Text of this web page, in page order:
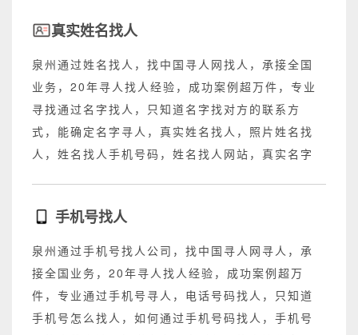
真实姓名找人
泉州通过姓名找人，找中国寻人网找人，承接全国
业务，20年寻人找人经验，成功案例超万件，专业
寻找通过名字找人，只知道名字找对方的联系方
式，能确定名字寻人，真实姓名找人，照片姓名找
人，姓名找人手机号码，姓名找人网站，真实名字
手机号找人
泉州通过手机号找人公司，找中国寻人网寻人，承
接全国业务，20年寻人找人经验，成功案例超万
件，专业通过手机号寻人，电话号码找人，只知道
手机号怎么找人，如何通过手机号码找人，手机号